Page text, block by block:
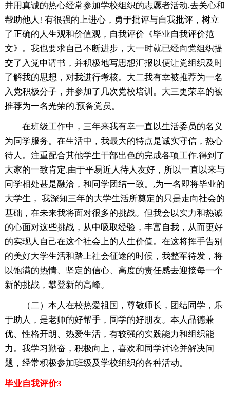
并用真诚的热心经常参加学校组织的志愿者活动,去关心和
帮助他人! 有很强的上进心，勇于批评与自我批评，树立
了正确的人生观和价值观，自我评价《毕业自我评价范
文》。我也要求自己不断进步，大一时就已经向党组织提
交了入党申请书，并积极地写思想汇报以便让党组织及时
了解我的思想，对我进行考核。大二我有幸被推荐为一名
入党积极分子，并参加了几次党校培训。大三更荣幸的被
推荐为一名光荣的.预备党员。
在班级工作中，三年来我有幸一直以生活委员的名义
为同学服务。在生活中，我最大的特点是诚实守信，热心
待人。注重配合其他学生干部出色的完成各项工作,得到了
大家的一致肯定.由于平易近人待人友好，所以一直以来与
同学相处甚是融洽，和同学团结一致。,为一名即将毕业的
大学生， 我深知三年的大学生活所奠定的只是走向社会的
基础，在未来我将面对很多的挑战。但我会以实力和热诚
的心面对这些挑战，从中吸取经验，丰富自我，从而更好
的实现人自己在这个社会上的人生价值。在这将挥手告别
的美好大学生活和踏上社会征途的时候，我整军待发，将
以饱满的热情、坚定的信心、高度的责任感去迎接每一个
新的挑战，攀登新的高峰。
（二）本人在校热爱祖国，尊敬师长，团结同学，乐
于助人，是老师的好帮手，同学的好朋友。本人品德兼
优、性格开朗、热爱生活，有较强的实践能力和组织能
力。我学习勤奋，积极向上，喜欢和同学讨论并解决问
题，经常积极参加班级及学校组织的各种活动。
毕业自我评价3